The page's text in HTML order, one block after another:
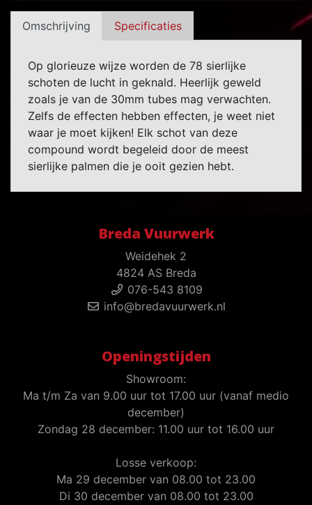
Omschrijving Specificaties
Op glorieuze wijze worden de 78 sierlijke
schoten de lucht in geknald. Heerlijk geweld
zoals je van de 30mm tubes mag verwachten.
Zelfs de effecten hebben effecten, je weet niet
waar je moet kijken! Elk schot van deze
compound wordt begeleid door de meest
sierlijke palmen die je ooit gezien hebt.
Breda Vuurwerk
Weidehek 2
4824 AS Breda
076-543 8109
info@bredavuurwerk.nl
Openingstijden
Showroom:
Ma t/m Za van 9.00 uur tot 17.00 uur (vanaf medio
december)
Zondag 28 december: 11.00 uur tot 16.00 uur
Losse verkoop:
Ma 29 december van 08.00 tot 23.00
Di 30 december van 08.00 tot 23.00